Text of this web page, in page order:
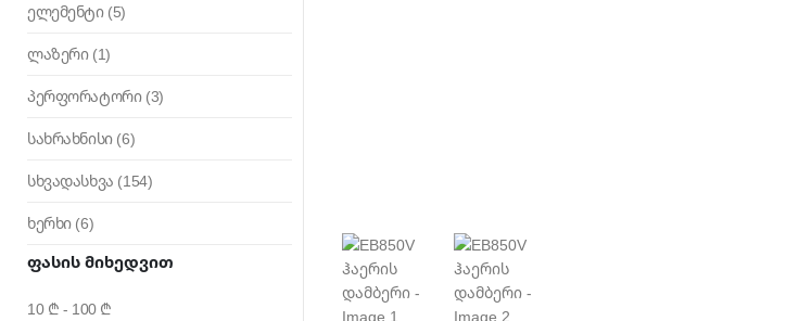
ელემენტი(5)
ლაზერი(1)
პერფორატორი(3)
სახრახნისი(6)
სხვადასხვა (154)
ხერხი(6)
Ფასის Მიხედვით
10 ₾ - 100 ₾